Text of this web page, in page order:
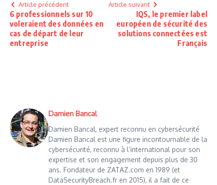
Article précédent
6 professionnels sur 10
voleraient des données en
cas de départ de leur
entreprise
Article suivant
IQS, le premier label
européen de sécurité des
solutions connectées est
Français
Damien Bancal
Damien Bancal, expert reconnu en cybersécurité
Damien Bancal est une figure incontournable de la
cybersécurité, reconnu à l’international pour son
expertise et son engagement depuis plus de 30
ans. Fondateur de ZATAZ.com en 1989 (et
DataSecurityBreach.fr en 2015), il a fait de ce